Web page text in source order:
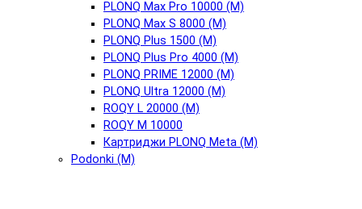
PLONQ Max Pro 10000 (М)
PLONQ Max S 8000 (М)
PLONQ Plus 1500 (М)
PLONQ Plus Pro 4000 (М)
PLONQ PRIME 12000 (М)
PLONQ Ultra 12000 (М)
ROQY L 20000 (М)
ROQY M 10000
Картриджи PLONQ Meta (М)
Podonki (М)